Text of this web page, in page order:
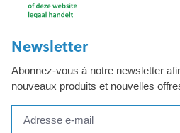
Newsletter
Abonnez-vous à notre newsletter
nouveaux produits et nouvelles